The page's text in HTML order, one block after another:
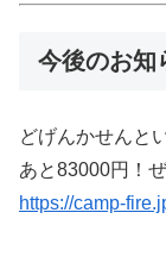
今後のお知
どげんかせんと
あと83000円！
https://camp-